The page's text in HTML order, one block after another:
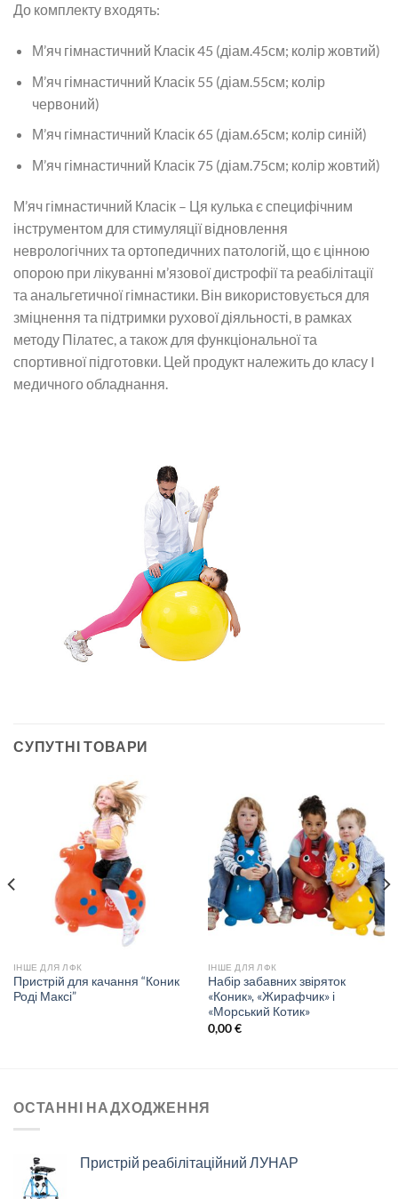
До комплекту входять:
М’яч гімнастичний Класік 45 (діам.45см; колір жовтий)
М’яч гімнастичний Класік 55 (діам.55см; колір
червоний)
М’яч гімнастичний Класік 65 (діам.65см; колір синій)
М’яч гімнастичний Класік 75 (діам.75см; колір жовтий)
М’яч гімнастичний Класік – Ця кулька є специфічним
інструментом для стимуляції відновлення
неврологічних та ортопедичних патологій, що є цінною
опорою при лікуванні м’язової дистрофії та реабілітації
та анальгетичної гімнастики. Він використовується для
зміцнення та підтримки рухової діяльності, в рамках
методу Пілатес, а також для функціональної та
спортивної підготовки. Цей продукт належить до класу I
медичного обладнання.
СУПУТНІ ТОВАРИ
ІНШЕ ДЛЯ ЛФК
Пристрій для качання “Коник
Роді Максі”
ІНШЕ ДЛЯ ЛФК
Набір забавних звіряток
«Коник», «Жирафчик» і
«Морський Котик»
0,00€
ОСТАННІ НАДХОДЖЕННЯ
Пристрій реабілітаційний ЛУНАР